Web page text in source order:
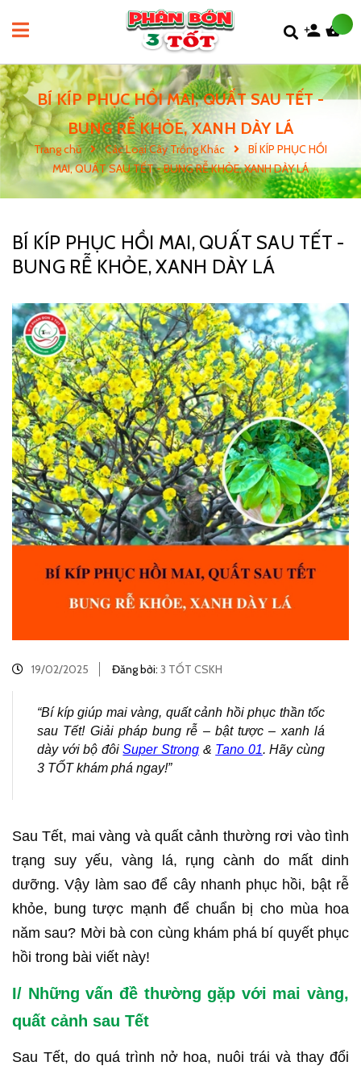
BÍ KÍP PHỤC HỒI MAI, QUẤT SAU TẾT -
BUNG RỄ KHỎE, XANH DÀY LÁ
Trang chủ Các Loại Cây Trồng Khác
BÍ KÍP PHỤC HỒI
MAI, QUẤT SAU TẾT - BUNG RỄ KHỎE, XANH DÀY LÁ
BÍ KÍP PHỤC HỒI MAI, QUẤT SAU TẾT -
BUNG RỄ KHỎE, XANH DÀY LÁ
19/02/2025 Đăng bởi: 3 TỐT CSKH
“Bí kíp giúp mai vàng, quất cảnh hồi phục thần tốc
sau Tết! Giải pháp bung rễ – bật tược – xanh lá
dày với bộ đôiSuper Strong & Tano 01. Hãy cùng
3 TỐT khám phá ngay!”
Sau Tết, mai vàng và quất cảnh thường rơi vào tình
trạng suy yếu, vàng lá, rụng cành do mất dinh
dưỡng. Vậy làm sao để cây nhanh phục hồi, bật rễ
khỏe, bung tược mạnh để chuẩn bị cho mùa hoa
năm sau? Mời bà con cùng khám phá bí quyết phục
hồi trong bài viết này!
I/ Những vấn đề thường gặp với mai vàng,
quất cảnh sau Tết
Sau Tết, do quá trình nở hoa, nuôi trái và thay đổi